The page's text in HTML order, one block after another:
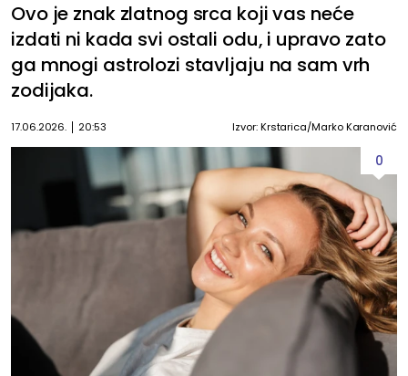
Ovo je znak zlatnog srca koji vas neće
izdati ni kada svi ostali odu, i upravo zato
ga mnogi astrolozi stavljaju na sam vrh
zodijaka.
17.06.2026. 20:53 Izvor: Krstarica/Marko Karanović
0